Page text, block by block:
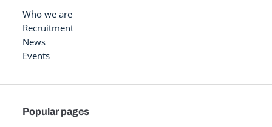
Who we are
Recruitment
News
Events
Popular pages